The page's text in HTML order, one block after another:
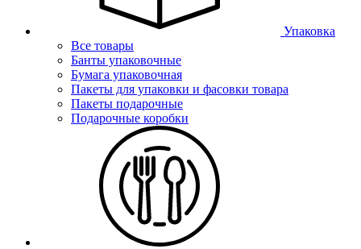
Упаковка
Все товары
Банты упаковочные
Бумага упаковочная
Пакеты для упаковки и фасовки товара
Пакеты подарочные
Подарочные коробки